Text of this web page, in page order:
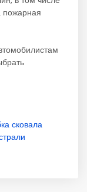
пожарная
сковала